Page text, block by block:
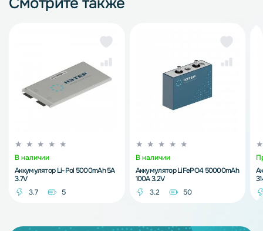
В наличии
Аккумулятор Li-Pol 5000mAh 5A
3.7V
3.7
5
В наличии
Аккумулятор LiFePO4 50000mAh
100A 3.2V
3.2
50